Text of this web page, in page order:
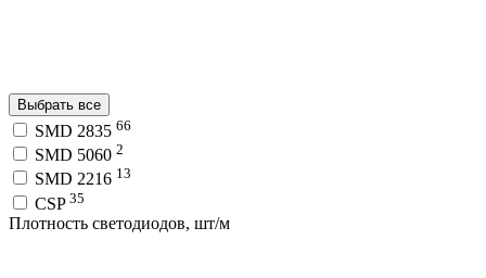
Выбрать все
SMD 2835 66
SMD 5060 2
SMD 2216 13
CSP 35
Плотность светодиодов, шт/м